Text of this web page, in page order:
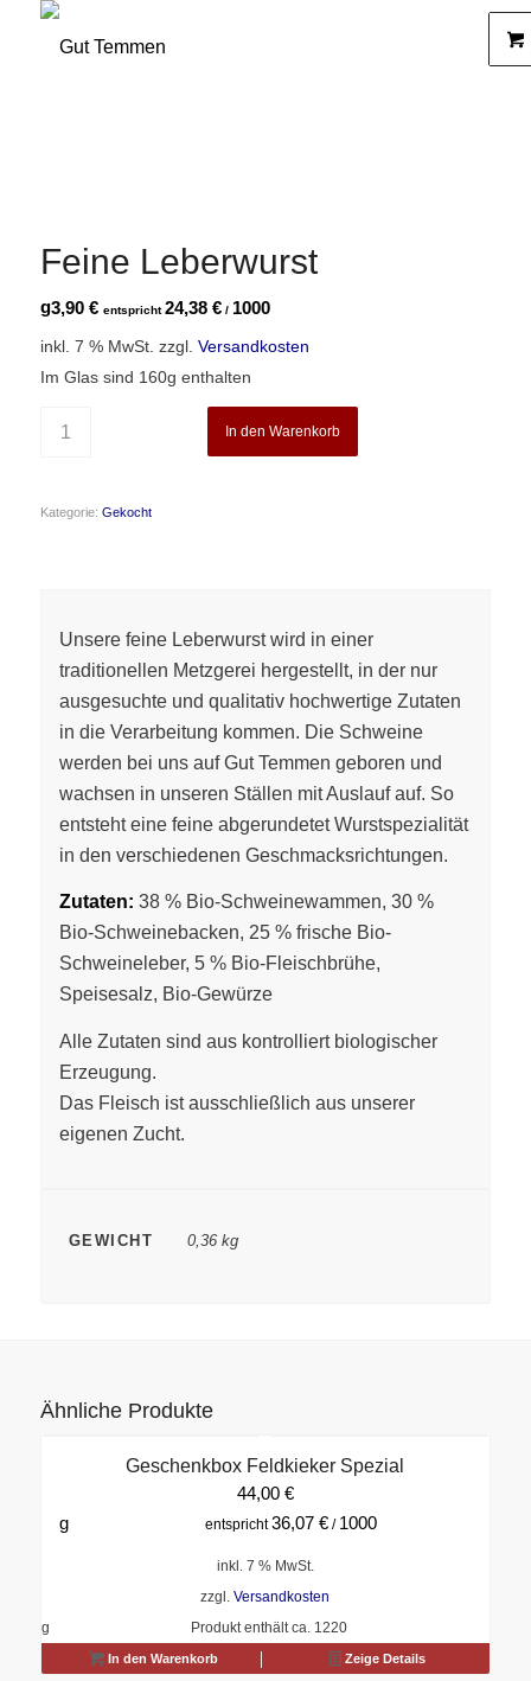
Feine Leberwurst
3,90 € entspricht24,38 €/ 1000
g
inkl. 7 % MwSt. zzgl. Versandkosten
Im Glas sind 160g enthalten
In den Warenkorb
Kategorie: Gekocht
Unsere feine Leberwurst wird in einer
traditionellen Metzgerei hergestellt, in der nur
ausgesuchte und qualitativ hochwertige Zutaten
in die Verarbeitung kommen. Die Schweine
werden bei uns auf Gut Temmen geboren und
wachsen in unseren Ställen mit Auslauf auf. So
entsteht eine feine abgerundetet Wurstspezialität
in den verschiedenen Geschmacksrichtungen.
Zutaten: 38 % Bio-Schweinewammen, 30 %
Bio-Schweinebacken, 25 % frische Bio-
Schweineleber, 5 % Bio-Fleischbrühe,
Speisesalz, Bio-Gewürze
Alle Zutaten sind aus kontrolliert biologischer
Erzeugung.
Das Fleisch ist ausschließlich aus unserer
eigenen Zucht.
GEWICHT 0,36 kg
Ähnliche Produkte
Geschenkbox Feldkieker Spezial
44,00 €
entspricht36,07 €/ 1000
g
inkl. 7 % MwSt.
zzgl.Versandkosten
Produkt enthält ca. 1220
g
In den Warenkorb Zeige Details